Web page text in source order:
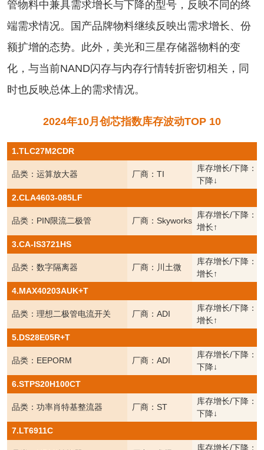
管物料中兼具需求增长与下降的型号，反映不同的终
端需求情况。国产品牌物料继续反映出需求增长、份
额扩增的态势。此外，美光和三星存储器物料的变
化，与当前NAND闪存与内存行情转折密切相关，同
时也反映总体上的需求情况。
2024年10月创芯指数库存波动TOP 10
1.TLC27M2CDR
品类：运算放大器 厂商：TI
库存增长/下降：
下降↓
2.CLA4603-085LF
品类：PIN限流二极管 厂商：Skyworks
库存增长/下降：
增长↑
3.CA-IS3721HS
品类：数字隔离器 厂商：川土微
库存增长/下降：
增长↑
4.MAX40203AUK+T
品类：理想二极管电流开关 厂商：ADI
库存增长/下降：
增长↑
5.DS28E05R+T
品类：EEPORM 厂商：ADI
库存增长/下降：
下降↓
6.STPS20H100CT
品类：功率肖特基整流器 厂商：ST
库存增长/下降：
下降↓
7.LT6911C
库存增长/下降：